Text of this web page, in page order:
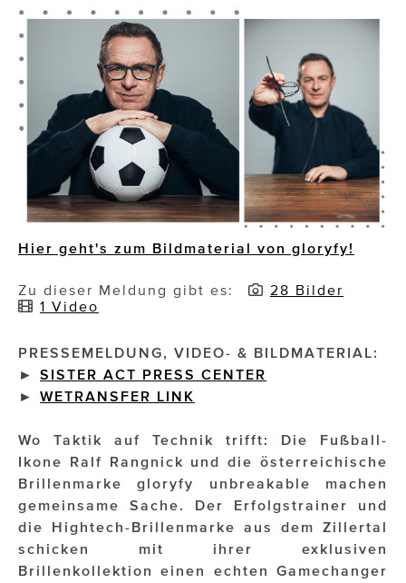
Dominique Scharax – Move Mind Breath
Dr. Albert Fuchs
Foodsavers
FREIHERZ
FRISTADS
GymBeam
Impressionisten
JOHANN STRAUSS – NEW DIMENSIONS
JUWELIER WAGNER
Magenta Telekom
Merz Aesthetics
NEVER AGE NUTRITION
Hier geht's zum Bildmaterial von gloryfy!
Zu dieser Meldung gibt es:
28 Bilder
1 Video
PRESSEMELDUNG, VIDEO- & BILDMATERIAL:
► SISTER ACT PRESS CENTER
► WETRANSFER LINK
Wo Taktik auf Technik trifft: Die Fußball-
Ikone Ralf Rangnick und die österreichische
Brillenmarke gloryfy unbreakable machen
gemeinsame Sache. Der Erfolgstrainer und
die Hightech-Brillenmarke aus dem Zillertal
schicken mit ihrer exklusiven
Brillenkollektion einen echten Gamechanger